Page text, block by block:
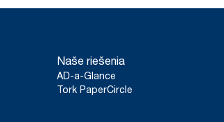
Naše riešenia
AD-a-Glance
Tork PaperCircle